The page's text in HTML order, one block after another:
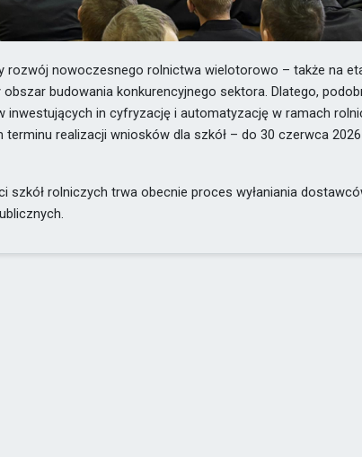
rozwój nowoczesnego rolnictwa wielotorowo – także na
budowania konkurencyjnego sektora. Dlatego,
inwestujących in cyfryzację i automatyzację w ramach
terminu realizacji wniosków dla szkół – do 30 czerwca
szkół rolniczych trwa obecnie proces wyłaniania